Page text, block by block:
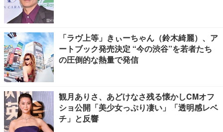
「ラヴ上等」きぃーちゃん（鈴木綺麗）、ア
ートブック発売決定 “今の渋谷”を若者たち
の圧倒的な熱量で発信
観月ありさ、あどけなさ残る懐かしCMオフ
ショ公開「美少女っぷり凄い」「透明感レベ
チ」と反響